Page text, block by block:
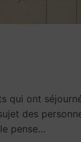
qui ont
des
pense…